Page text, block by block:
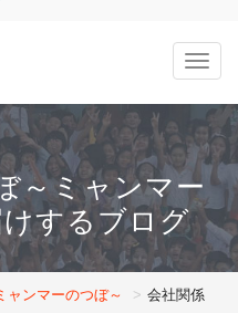
～ミャンマー
するブログ
ャンマーのつぼ～
会社関係